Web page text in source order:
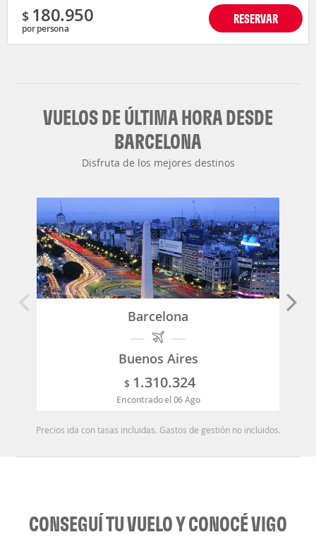
$ 180.950
por persona
RESERVAR
VUELOS DE ÚLTIMA HORA DESDE
BARCELONA
Disfruta de los mejores destinos
Barcelona
Buenos Aires
$ 1.310.324
Encontrado el 06 Ago
Precios ida con tasas incluidas. Gastos de gestión no incluidos.
CONSEGUÍ TU VUELO Y CONOCÉ VIGO